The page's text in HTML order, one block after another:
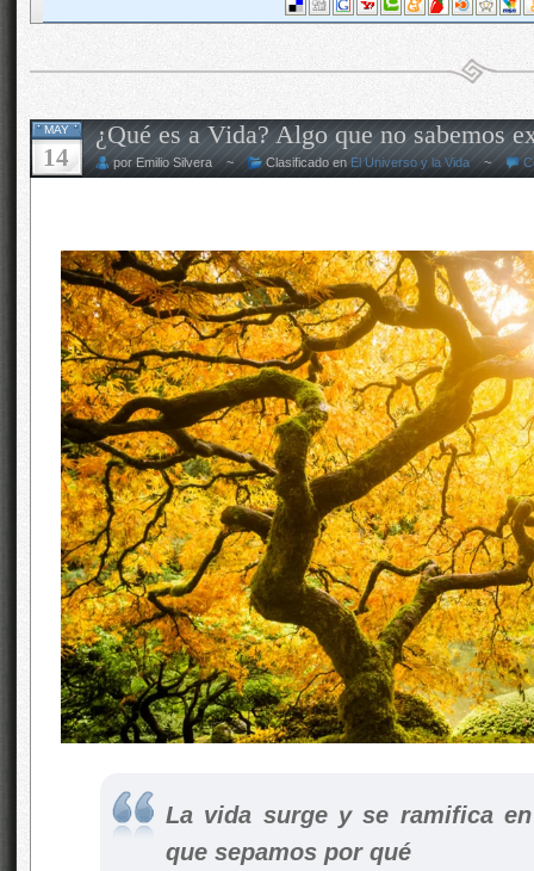
MAY
14
¿Qué es a Vida? Algo que no sabemos
por Emilio Silvera ~ Clasificado en El Universo y la Vida~
La vida surge y se ramifica
que sepamos por qué